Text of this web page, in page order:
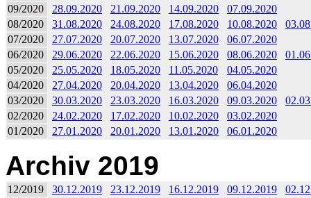
09/2020
28.09.2020 21.09.2020 14.09.2020
07.09.2020
08/2020
31.08.2020 24.08.2020 17.08.2020 10.08.2020
07/2020
27.07.2020 20.07.2020 13.07.2020
06.07.2020
06/2020
29.06.2020 22.06.2020 15.06.2020 08.06.2020
05/2020
25.05.2020 18.05.2020 11.05.2020
04.05.2020
04/2020
27.04.2020 20.04.2020 13.04.2020
06.04.2020
03/2020
30.03.2020 23.03.2020 16.03.2020 09.03.2020
02/2020
24.02.2020 17.02.2020 10.02.2020
03.02.2020
01/2020
27.01.2020 20.01.2020 13.01.2020 06.01.2020
Archiv 2019
12/2019 30.12.2019 23.12.2019 16.12.2019 09.12.2019